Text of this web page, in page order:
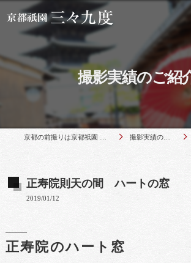
撮影実績のご紹
撮影実績のご紹介
正寿院則天の間 ハートの窓
2019/01/12
正寿院のハート窓